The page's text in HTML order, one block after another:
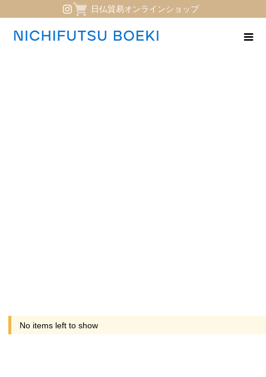
日仏貿易オンラインショップ
No items left to show